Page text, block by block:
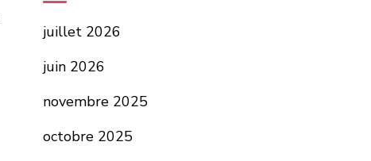
juillet 2026
juin 2026
novembre 2025
octobre 2025